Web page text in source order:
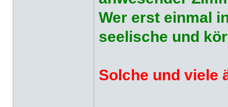
Wer erst einmal
seelische und
Solche und viele